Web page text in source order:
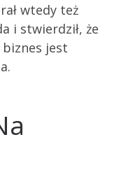
wtedy też
i stwierdził, że
jest